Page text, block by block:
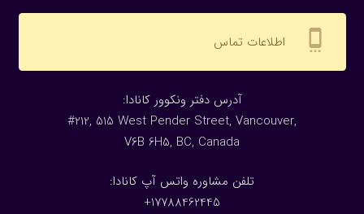
settings_cell اطلاعات تماس
:آدرس دفتر ونکوور کانادا
#212, 515 West Pender Street, Vancouver,
V6B 6H5, BC, Canada
تلفن مشاوره واتس آپ کانادا:
17788462445+